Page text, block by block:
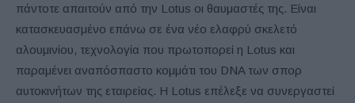
πάντοτε απαιτούν από την Lotus οι θαυμαστές της. Είναι
κατασκευασμένο επάνω σε ένα νέο ελαφρύ σκελετό
αλουμινίου, τεχνολογία που πρωτοπορεί η Lotus και
παραμένει αναπόσπαστο κομμάτι του DNA των σπορ
αυτοκινήτων της εταιρείας. Η Lotus επέλεξε να συνεργαστεί